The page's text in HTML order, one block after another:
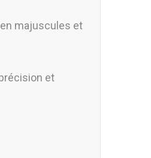
majuscules et
et